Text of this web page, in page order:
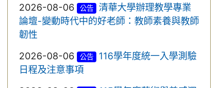
2026-08-06
公告
清華大學辦理教學專業
論壇-變動時代中的好老師：教師素養與教師
韌性
2026-08-06
公告
116學年度統一入學測驗
日程及注意事項